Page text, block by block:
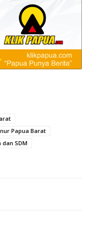
Papua Barat
SDM